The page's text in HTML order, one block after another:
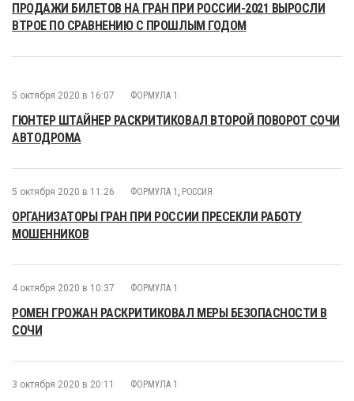
ПРОДАЖИ БИЛЕТОВ НА ГРАН ПРИ РОССИИ-2021 ВЫРОСЛИ
ВТРОЕ ПО СРАВНЕНИЮ С ПРОШЛЫМ ГОДОМ
5 октября 2020 в 16:07 ФОРМУЛА 1
ГЮНТЕР ШТАЙНЕР РАСКРИТИКОВАЛ ВТОРОЙ ПОВОРОТ СОЧИ
АВТОДРОМА
5 октября 2020 в 11:26 ФОРМУЛА 1 , РОССИЯ
ОРГАНИЗАТОРЫ ГРАН ПРИ РОССИИ ПРЕСЕКЛИ РАБОТУ
МОШЕННИКОВ
4 октября 2020 в 10:37 ФОРМУЛА 1
РОМЕН ГРОЖАН РАСКРИТИКОВАЛ МЕРЫ БЕЗОПАСНОСТИ В
СОЧИ
3 октября 2020 в 20:11 ФОРМУЛА 1